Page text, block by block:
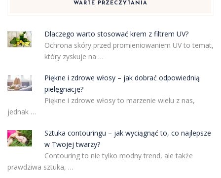
WARTE PRZECZYTANIA
Dlaczego warto stosować krem z filtrem UV?
Ochrona skóry przed promieniowaniem UV to temat,
który zyskuje na …
Piękne i zdrowe włosy – jak dobrać odpowiednią
pielęgnację?
Piękne i zdrowe włosy to marzenie wielu z nas,
jednak …
Sztuka contouringu – jak wyciągnąć to, co najlepsze
w Twojej twarzy?
Contouring to nie tylko modny trend, ale także
prawdziwa sztuka, …